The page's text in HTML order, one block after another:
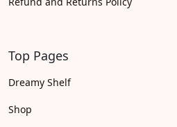
Top Pages
Dreamy Shelf
Shop